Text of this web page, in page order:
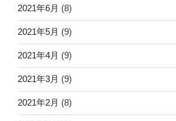
2021年6月 (8)
2021年5月 (9)
2021年4月 (9)
2021年3月 (9)
2021年2月 (8)